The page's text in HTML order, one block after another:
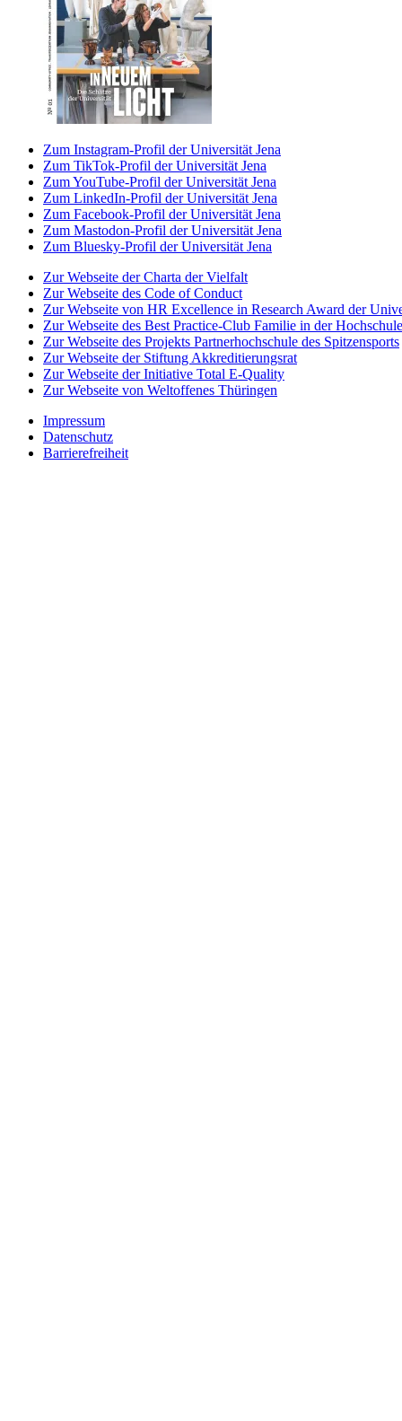
Zum Instagram-Profil der Universität Jena
Zum TikTok-Profil der Universität Jena
Zum YouTube-Profil der Universität Jena
Zum LinkedIn-Profil der Universität Jena
Zum Facebook-Profil der Universität Jena
Zum Mastodon-Profil der Universität Jena
Zum Bluesky-Profil der Universität Jena
Zur Webseite der Charta der Vielfalt
Zur Webseite des Code of Conduct
Zur Webseite von HR Excellence in Research Award der
Zur Webseite des Best Practice-Club Familie in der Hochschule
Zur Webseite des Projekts Partnerhochschule des Spitzensports
Zur Webseite der Stiftung Akkreditierungsrat
Zur Webseite der Initiative Total E-Quality
Zur Webseite von Weltoffenes Thüringen
Impressum
Datenschutz
Barrierefreiheit